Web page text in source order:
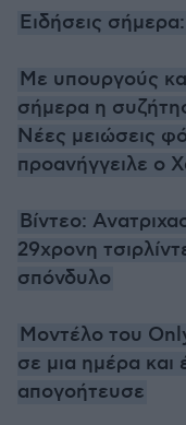
Ειδήσεις σήμερα:
Με υπουργούς
σήμερα η
Νέες μειώσεις
προανήγγειλε ο
Βίντεο:
29χρονη
σπόνδυλο
Μοντέλο του
σε μια ημέρα και
απογοήτευσε